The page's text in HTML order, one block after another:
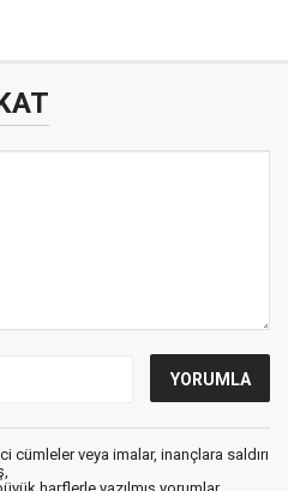
cümleler veya imalar, inançlara saldırı